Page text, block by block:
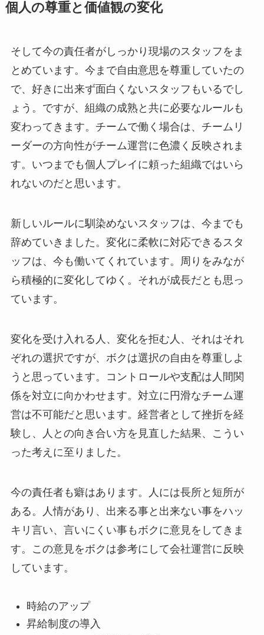
個人の尊重と価値観の変化
そして今の責任者がしっかり現場のスタッフをま
とめています。今まで自由意思を尊重していたの
で、好きに出来ず面白くないスタッフもいるでし
ょう。ですが、組織の成熟と共に必要なルールも
変わってきます。チームで働く場合は、チームリ
ーダーの方向性がチーム運営に色濃く反映されま
す。いつまでも個人プレイに頼った組織ではいら
れないのだと思います。
新しいルールに馴染めないスタッフは、今までも
辞めていきました。変化に柔軟に対応できるスタ
ッフは、今も働いてくれています。周りをみなが
ら積極的に変化してゆく。それが成長だとも思っ
ています。
変化を受け入れる人、変化を拒む人、それはそれ
ぞれの選択ですが、ボクは選択の自由を尊重しよ
うと思っています。コントロールや支配は人間関
係を対立に向かわせます。対立に円滑なチーム運
営は不可能だと思います。経営者として挫折を経
験し、人との向き合い方を見直した結果、こうい
った考えに至りました。
今の責任者も癖はあります。人には長所と短所が
ある。人情があり、出来る事と出来ない事をハッ
キリ言い、言いにくい事もボクに意見をしてきま
す。この意見をボクは参考にして会社運営に反映
しています。
時給のアップ
昇給制度の導入